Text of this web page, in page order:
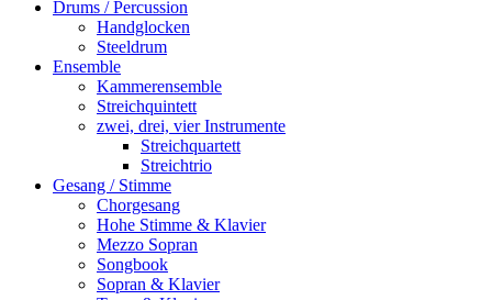
Drums / Percussion
Handglocken
Steeldrum
Ensemble
Kammerensemble
Streichquintett
zwei, drei, vier Instrumente
Streichquartett
Streichtrio
Gesang / Stimme
Chorgesang
Hohe Stimme & Klavier
Mezzo Sopran
Songbook
Sopran & Klavier